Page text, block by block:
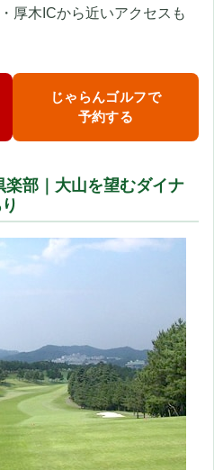
厚木ICから近いアクセスも
じゃらんゴルフで
予約する
部｜大山を望むダイナ